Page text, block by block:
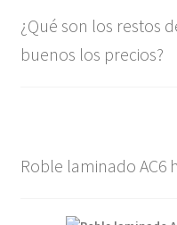
¿Qué son los restos
buenos los precios?
Roble laminado AC6